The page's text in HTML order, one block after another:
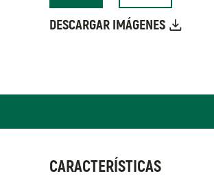
DESCARGAR IMÁGENES
CARACTERÍSTICAS